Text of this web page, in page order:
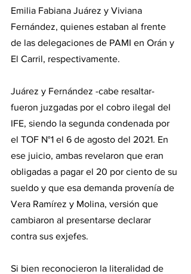
Emilia Fabiana Juárez y Viviana
Fernández, quienes estaban al frente
de las delegaciones de PAMI en Orán y
El Carril, respectivamente.
Juárez y Fernández -cabe resaltar-
fueron juzgadas por el cobro ilegal del
IFE, siendo la segunda condenada por
el TOF N°1 el 6 de agosto del 2021. En
ese juicio, ambas revelaron que eran
obligadas a pagar el 20 por ciento de su
sueldo y que esa demanda provenía de
Vera Ramírez y Molina, versión que
cambiaron al presentarse declarar
contra sus exjefes.
Si bien reconocieron la literalidad de